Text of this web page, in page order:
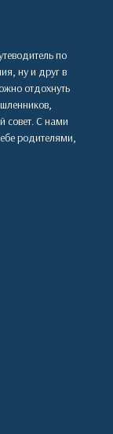
по
ну и друг в
отдохнуть
совет. С нами
родителями,